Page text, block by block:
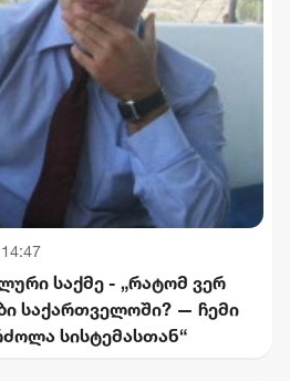
საქმე - „რატომ ვერ
საქართველოში? — ჩემი
სისტემასთან“